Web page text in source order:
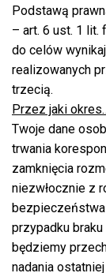
Podstawą
– art. 6 ust. 1 lit.
do celów
realizowanych
trzecią.
Przez jaki
Twoje dane
trwania
zamknięcia
niezwłocznie z
przypadku
będziemy
nadania